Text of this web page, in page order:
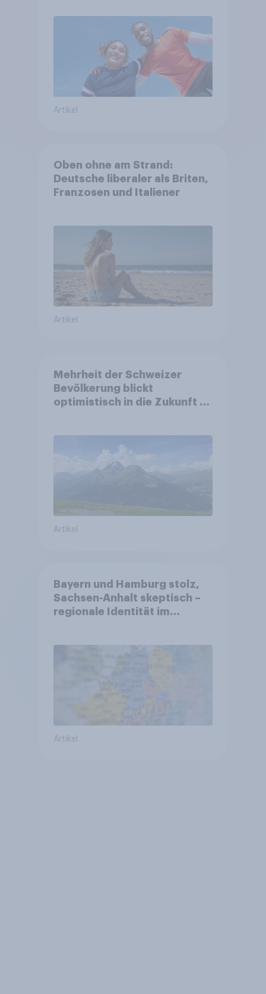
Artikel
Oben ohne am Strand:
Deutsche liberaler als Briten,
Franzosen und Italiener
Artikel
Mehrheit der Schweizer
Bevölkerung blickt
optimistisch in die Zukunft –
Altersvorsorge
Artikel
Bayern und Hamburg stolz,
Sachsen-Anhalt skeptisch –
regionale Identität im
Artikel